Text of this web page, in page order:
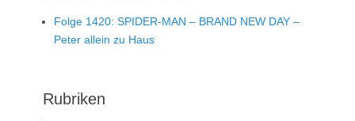
Folge 1420: SPIDER-MAN – BRAND NEW DAY –
Peter allein zu Haus
Rubriken